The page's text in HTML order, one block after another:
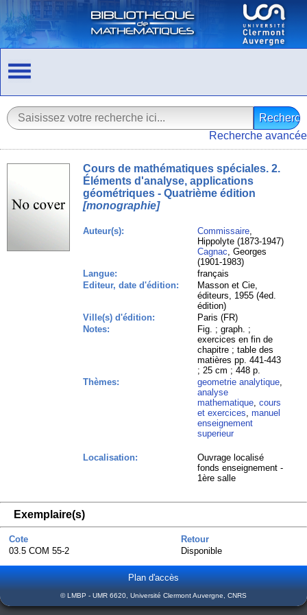
Recherche avancée
Cours de mathématiques spéciales. 2.
Éléments d'analyse, applications
géométriques - Quatrième édition
[monographie]
Auteur(s): Commissaire,
Hippolyte (1873-1947)
Cagnac, Georges
(1901-1983)
Langue:
français
Editeur, date d'édition:
Masson et Cie,
éditeurs, 1955 (4ed.
édition)
Ville(s) d'édition:
Paris (FR)
Notes:
Fig. ; graph. ;
exercices en fin de
chapitre ; table des
matières pp. 441-443
; 25 cm ; 448 p.
Thèmes:
geometrie analytique,
analyse
mathematique,cours
et exercices,manuel
enseignement
superieur
Localisation:
Ouvrage localisé
fonds enseignement -
1ère salle
Exemplaire(s)
Cote
Retour
03.5 COM 55-2
Disponible
Plan d'accès
© LMBP - UMR 6620, Université Clermont Auvergne, CNRS